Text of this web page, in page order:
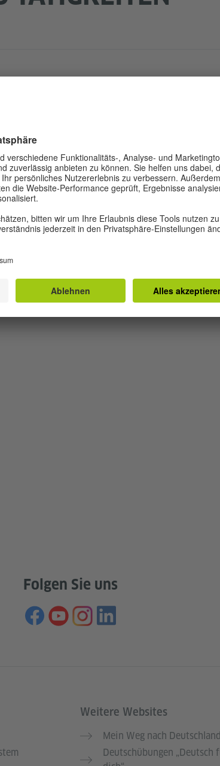
Deutsch
Bibliothek
Folgen Sie uns
Weitere Websites
Mein Weg nach Deutschland
Deutschübungen „Deutsch